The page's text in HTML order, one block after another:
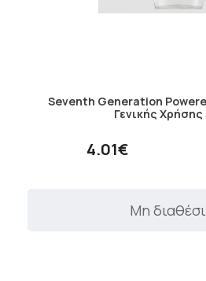
Seventh Generation
Γενικής
4.01€
Μη